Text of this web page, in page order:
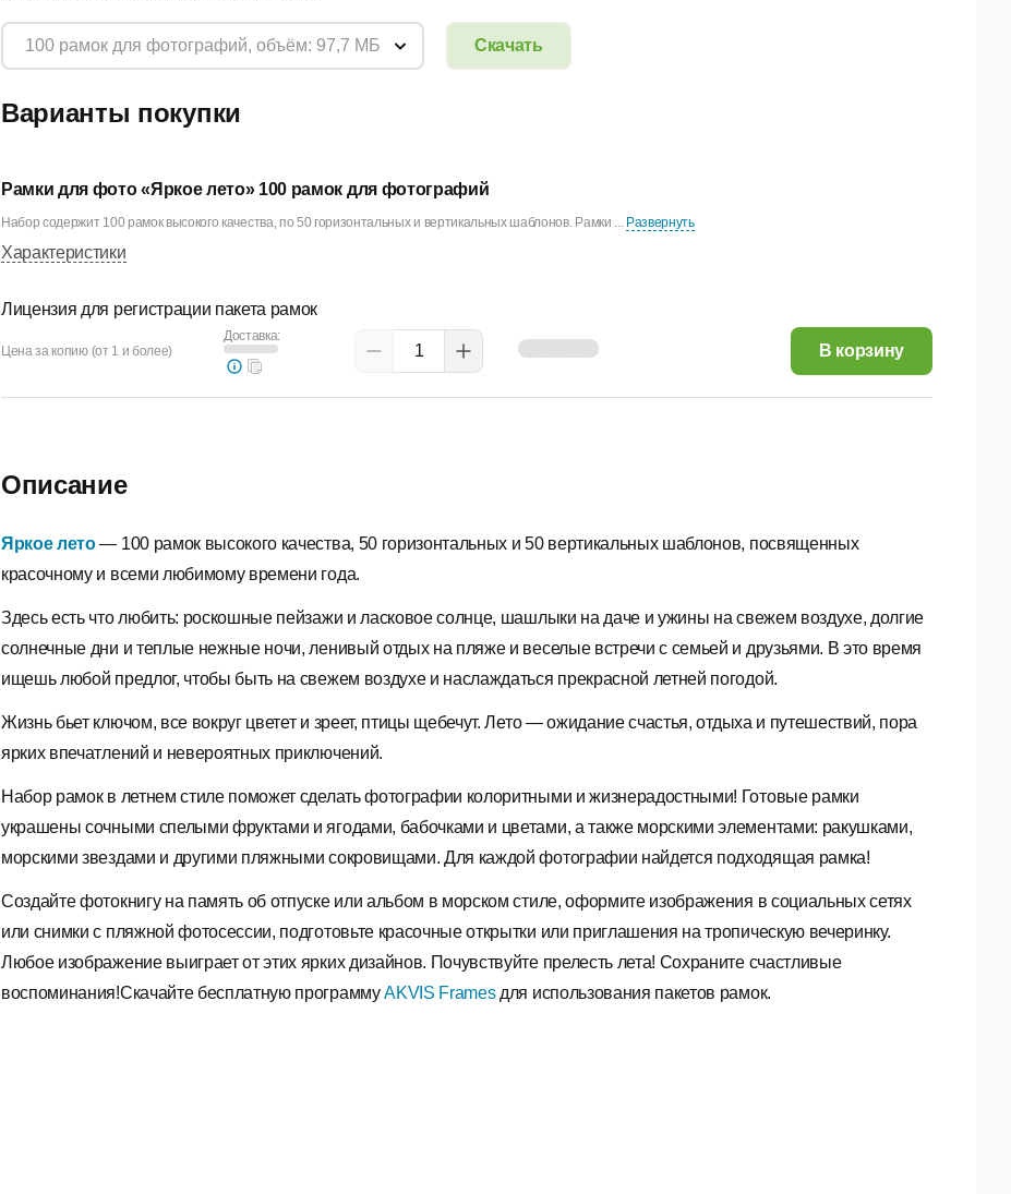
Скачать
100 рамок для фотографий, объём: 97,7 МБ
Описание
Яркое лето— 100 рамок высокого качества, 50 горизонтальных и 50 вертикальных шаблонов, посвященных
красочному и всеми любимому времени года.
Здесь есть что любить: роскошные пейзажи и ласковое солнце, шашлыки на даче и ужины на свежем воздухе, долгие
солнечные дни и теплые нежные ночи, ленивый отдых на пляже и веселые встречи с семьей и друзьями. В это время
ищешь любой предлог, чтобы быть на свежем воздухе и наслаждаться прекрасной летней погодой.
Жизнь бьет ключом, все вокруг цветет и зреет, птицы щебечут. Лето — ожидание счастья, отдыха и путешествий, пора
ярких впечатлений и невероятных приключений.
Набор рамок в летнем стиле поможет сделать фотографии колоритными и жизнерадостными! Готовые рамки
украшены сочными спелыми фруктами и ягодами, бабочками и цветами, а также морскими элементами: ракушками,
морскими звездами и другими пляжными сокровищами. Для каждой фотографии найдется подходящая рамка!
Создайте фотокнигу на память об отпуске или альбом в морском стиле, оформите изображения в социальных сетях
или снимки с пляжной фотосессии, подготовьте красочные открытки или приглашения на тропическую вечеринку.
Любое изображение выиграет от этих ярких дизайнов. Почувствуйте прелесть лета! Сохраните счастливые
воспоминания!Скачайте бесплатную программуAKVIS Framesдля использования пакетов рамок.
Варианты покупки
Рамки для фото «Яркое лето» 100 рамок для фотографий
Набор содержит 100 рамок высокого качества, по 50 горизонтальных и вертикальных шаблонов. Рамки ... Развернуть
Характеристики
Лицензия для регистрации пакета рамок
Цена за копию (от 1 и более)
Доставка:
42,90 руб. В корзину